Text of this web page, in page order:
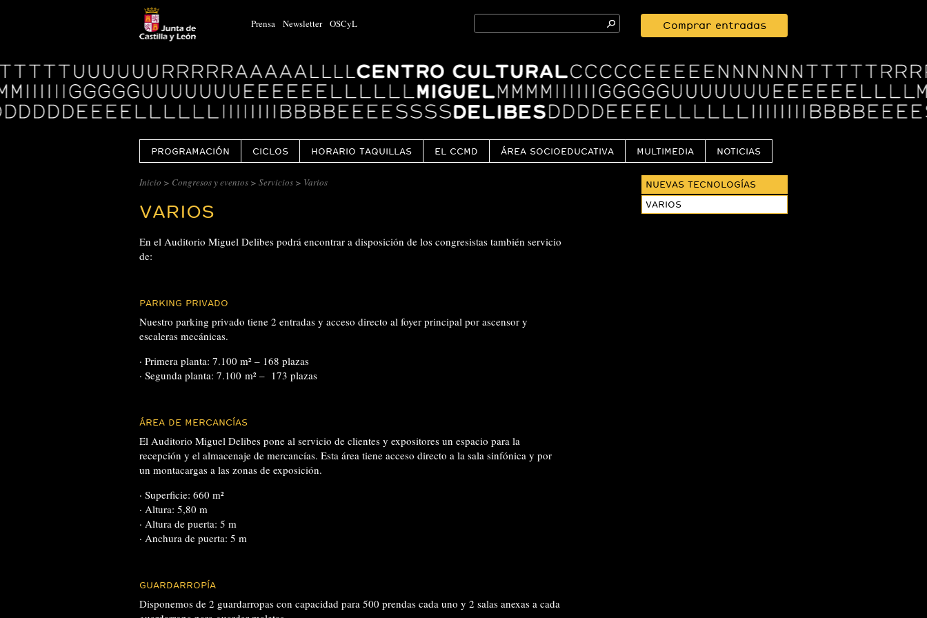
Prensa Newsletter OSCyL
Search
for:
Comprar entradas
Logo
Centro
Cultural
Miguel
Delibes
PROGRAMACIÓN CICLOS HORARIO TAQUILLAS EL CCMD ÁREA SOCIOEDUCATIVA MULTIMEDIA NOTICIAS
Inicio > Congresos y eventos > Servicios > Varios
VARIOS
En el Auditorio Miguel Delibes podrá encontrar a disposición de los congresistas también servicio
de:
PARKING PRIVADO
Nuestro parking privado tiene 2 entradas y acceso directo al foyer principal por ascensor y
escaleras mecánicas.
· Primera planta: 7.100 m² – 168 plazas
· Segunda planta: 7.100 m² – 173 plazas
ÁREA DE MERCANCÍAS
El Auditorio Miguel Delibes pone al servicio de clientes y expositores un espacio para la
recepción y el almacenaje de mercancías. Esta área tiene acceso directo a la sala sinfónica y por
un montacargas a las zonas de exposición.
· Superficie: 660 m²
· Altura: 5,80 m
· Altura de puerta: 5 m
· Anchura de puerta: 5 m
GUARDARROPÍA
Disponemos de 2 guardarropas con capacidad para 500 prendas cada uno y 2 salas anexas a cada
NUEVAS TECNOLOGÍAS
VARIOS